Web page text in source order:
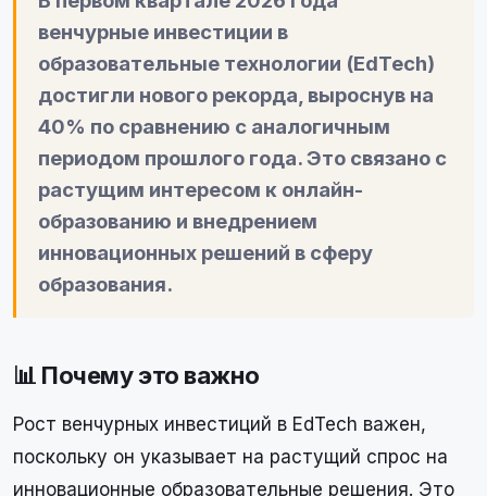
венчурные инвестиции в
образовательные технологии (EdTech)
достигли нового рекорда, выроснув на
40% по сравнению с аналогичным
периодом прошлого года. Это связано с
растущим интересом к онлайн-
образованию и внедрением
инновационных решений в сферу
образования.
📊 Почему это важно
Рост венчурных инвестиций в EdTech важен,
поскольку он указывает на растущий спрос на
инновационные образовательные решения. Это